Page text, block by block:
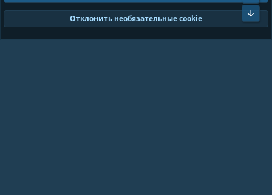
GrayAndBlue (Dark)
Ширина Запросов 18 Время 0.0928s Память 11.01MB
Отклонить необязательные cookie